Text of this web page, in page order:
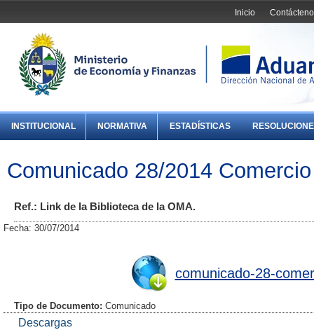
Inicio
INSTITUCIONAL NORMATIVA ESTADÍSTICAS
Comunicado 28/2014
Ref.: Link de la Biblioteca de la OMA.
Fecha: 30/07/2014
comunicado-28-
Tipo de Documento: Comunicado
Descargas